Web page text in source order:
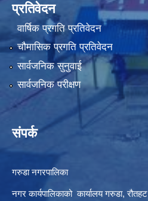
प्रतिवेदन
वार्षिक प्रगति प्रतिवेदन
चौमासिक प्रगति प्रतिवेदन
सार्वजनिक सुनुवाई
सार्वजनिक परीक्षण
संपर्क
गरुडा नगरपालिका
नगर कार्यपालिकाको कार्यालय गरुडा, रौतहट